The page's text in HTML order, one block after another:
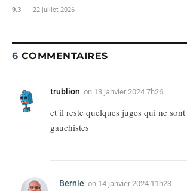
9.3 22 juillet 2026
6 COMMENTAIRES
trublion on 13 janvier 2024 7h26
et il reste quelques juges qui ne
gauchistes
Bernie on 14 janvier 2024 11h23